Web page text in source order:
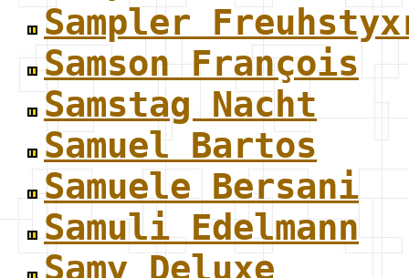
Sampler
Samson François
Samstag Nacht
Samuel Bartos
Samuele Bersani
Samuli Edelmann
Samy Deluxe